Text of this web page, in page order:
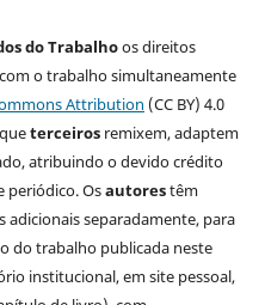
do Trabalhoos direitos
o trabalho simultaneamente
Attribution (CC BY) 4.0
terceirosremixem, adaptem
atribuindo o devido crédito
periódico. Osautorestêm
separadamente, para
do trabalho publicada neste
institucional, em site pessoal,